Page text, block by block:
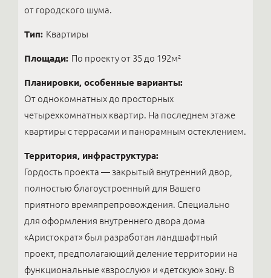
от городского шума.
Тип: Квартиры
Площади: По проекту от 35 до 192м²
Планировки, особенные варианты:
От однокомнатных до просторных
четырехкомнатных квартир. На последнем этаже
квартиры с террасами и панорамным остеклением.
Территория, инфраструктура:
Гордость проекта — закрытый внутренний двор,
полностью благоустроенный для Вашего
приятного времяпрепровождения. Специально
для оформления внутреннего двора дома
«Аристократ» был разработан ландшафтный
проект, предполагающий деление территории на
функциональные «взрослую» и «детскую» зону. В